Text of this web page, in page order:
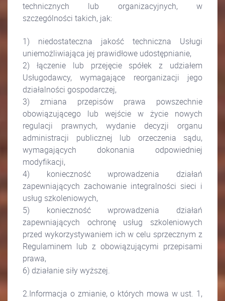
technicznych lub organizacyjnych, w
szczególności takich, jak:
1) niedostateczna jakość techniczna Usługi
uniemożliwiająca jej prawidłowe udostępnianie,
2) łączenie lub przejęcie spółek z udziałem
Usługodawcy, wymagające reorganizacji jego
działalności gospodarczej,
3) zmiana przepisów prawa powszechnie
obowiązującego lub wejście w życie nowych
regulacji prawnych, wydanie decyzji organu
administracji publicznej lub orzeczenia sądu,
wymagających dokonania odpowiedniej
modyfikacji,
4) konieczność wprowadzenia działań
zapewniających zachowanie integralności sieci i
usług szkoleniowych,
5) konieczność wprowadzenia działań
zapewniających ochronę usług szkoleniowych
przed wykorzystywaniem ich w celu sprzecznym z
Regulaminem lub z obowiązującymi przepisami
prawa,
6) działanie siły wyższej.
2.Informacja o zmianie, o których mowa w ust. 1,